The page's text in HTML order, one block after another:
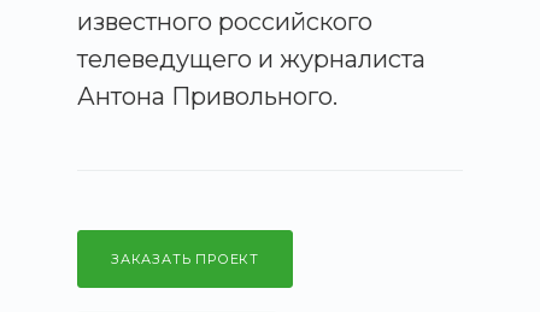
известного российского
телеведущего и журналиста
Антона Привольного.
ЗАКАЗАТЬ ПРОЕКТ